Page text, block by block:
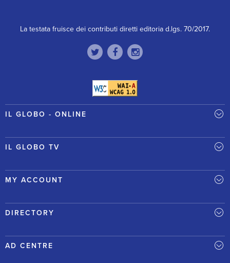
La testata fruisce dei contributi diretti editoria d.lgs. 70/2017.
IL GLOBO - ONLINE
IL GLOBO TV
MY ACCOUNT
DIRECTORY
AD CENTRE